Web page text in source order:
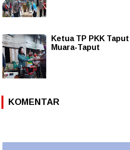
Ketua TP PKK
Muara-Taput
KOMENTAR